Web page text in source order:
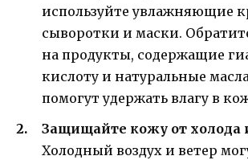
используйте увлажняющие
сыворотки и маски.
на продукты, содержащие
кислоту и натуральные
помогут удержать влагу в
Защищайте кожу от холода
Холодный воздух и ветер